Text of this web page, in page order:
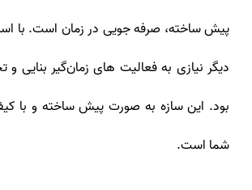
پیش ساخته، صرفه جویی در زمان است. با
دیگر نیازی به فعالیت‌ های زمان‌گیر بنایی و
بود. این سازه به صورت پیش ساخته و با
شما است.